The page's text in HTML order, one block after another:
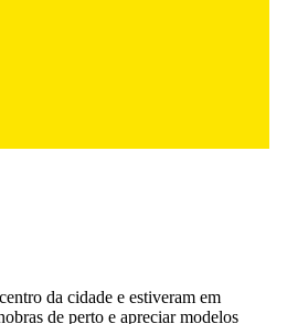
da cidade e estiveram em
de perto e apreciar modelos